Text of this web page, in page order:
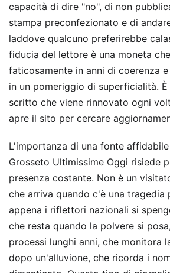
capacità di dire "no", di non
stampa preconfezionato e di
laddove qualcuno preferirebbe
fiducia del lettore è una moneta
faticosamente in anni di coerenza
in un pomeriggio di superficialità.
scritto che viene rinnovato ogni
apre il sito per cercare
L'importanza di una fonte
Grosseto Ultimissime Oggi risiede
presenza costante. Non è un
che arriva quando c'è una tragedia
appena i riflettori nazionali si
che resta quando la polvere si
processi lunghi anni, che monitora
dopo un'alluvione, che ricorda i